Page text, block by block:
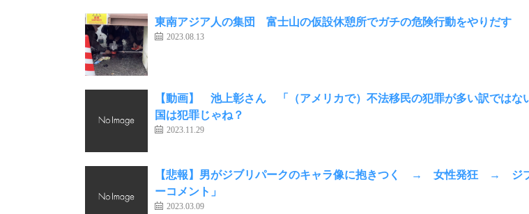
東南アジア人の集団 富士山の仮設休憩所でガチの危険行動をやりだす
2023.08.13
【動画】 池上彰さん 「（アメリカで）不法移民の犯罪が多い訳では
国は犯罪じゃね？
2023.11.29
【悲報】男がジブリパークのキャラ像に抱きつく → 女性発狂 → ジ
ーコメント」
2023.03.09